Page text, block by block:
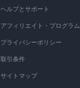
ヘルプとサポート
アフィリエイト・プログラム
プライバシーポリシー
取引条件
サイトマップ